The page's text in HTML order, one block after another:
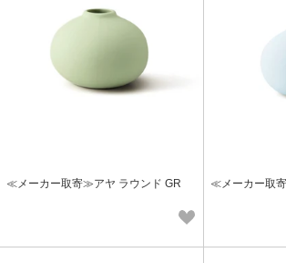
≪メーカー取寄≫アヤ ラウンド GR ≪メーカー取